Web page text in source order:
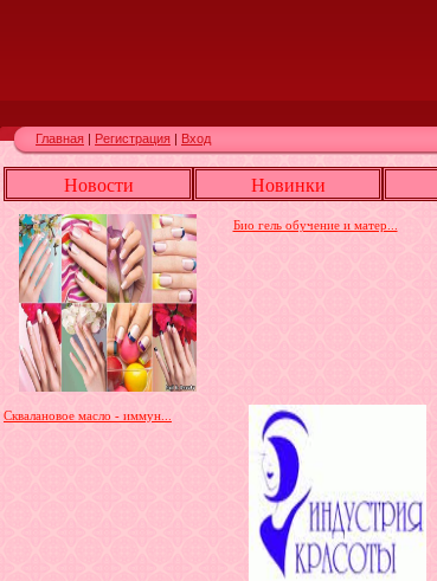
Главная | Регистрация | Вход
Новости Новинки
Био гель обучение и матер...
Сквалановое масло - иммун...